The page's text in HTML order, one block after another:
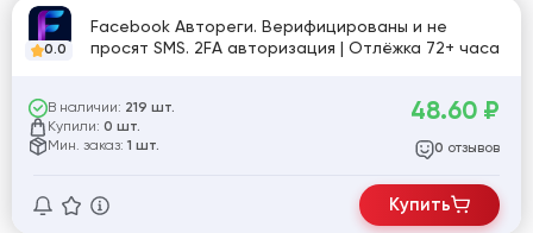
0.0
Facebook Автореги. Верифицированы и не
просят SMS. 2FA авторизация | Отлёжка 72+ часа
В наличии: 219 шт.
Купили: 0 шт.
Мин. заказ: 1 шт.
48.60 ₽
0 отзывов
Купить